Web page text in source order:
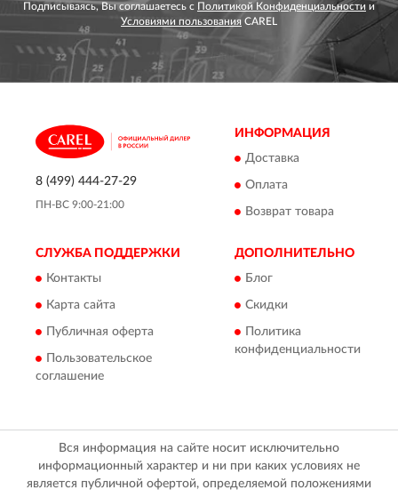
Подписываясь, Вы соглашаетесь с Политикой Конфиденциальности и
Условиями пользования CAREL
8 (499) 444-27-29
ПН-ВС 9:00-21:00
ИНФОРМАЦИЯ
Доставка
Оплата
Возврат товара
СЛУЖБА ПОДДЕРЖКИ
Контакты
Карта сайта
Публичная оферта
Пользовательское
соглашение
ДОПОЛНИТЕЛЬНО
Блог
Скидки
Политика
конфиденциальности
Вся информация на сайте носит исключительно
информационный характер и ни при каких условиях не
является публичной офертой, определяемой положениями